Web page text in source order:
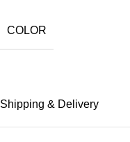
COLOR
Shipping & Delivery